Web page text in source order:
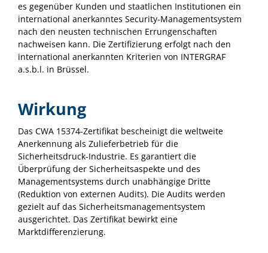
es gegenüber Kunden und staatlichen Institutionen ein
international anerkanntes Security-Managementsystem
nach den neusten technischen Errungenschaften
nachweisen kann. Die Zertifizierung erfolgt nach den
international anerkannten Kriterien von INTERGRAF
a.s.b.l. in Brüssel.
Wirkung
Das CWA 15374-Zertifikat bescheinigt die weltweite
Anerkennung als Zulieferbetrieb für die
Sicherheitsdruck-Industrie. Es garantiert die
Überprüfung der Sicherheitsaspekte und des
Managementsystems durch unabhängige Dritte
(Reduktion von externen Audits). Die Audits werden
gezielt auf das Sicherheitsmanagementsystem
ausgerichtet. Das Zertifikat bewirkt eine
Marktdifferenzierung.